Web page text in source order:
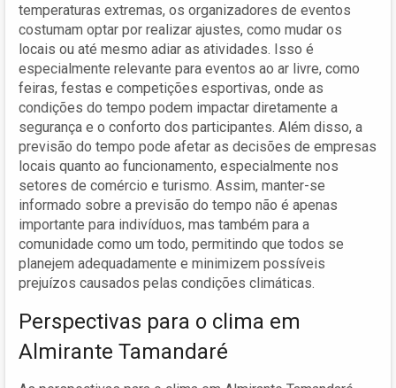
temperaturas extremas, os organizadores de eventos
costumam optar por realizar ajustes, como mudar os
locais ou até mesmo adiar as atividades. Isso é
especialmente relevante para eventos ao ar livre, como
feiras, festas e competições esportivas, onde as
condições do tempo podem impactar diretamente a
segurança e o conforto dos participantes. Além disso, a
previsão do tempo pode afetar as decisões de empresas
locais quanto ao funcionamento, especialmente nos
setores de comércio e turismo. Assim, manter-se
informado sobre a previsão do tempo não é apenas
importante para indivíduos, mas também para a
comunidade como um todo, permitindo que todos se
planejem adequadamente e minimizem possíveis
prejuízos causados pelas condições climáticas.
Perspectivas para o clima em
Almirante Tamandaré